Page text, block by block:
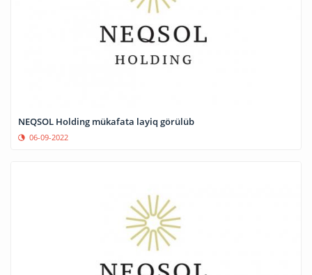
NEQSOL Holding mükafata layiq görülüb
06-09-2022